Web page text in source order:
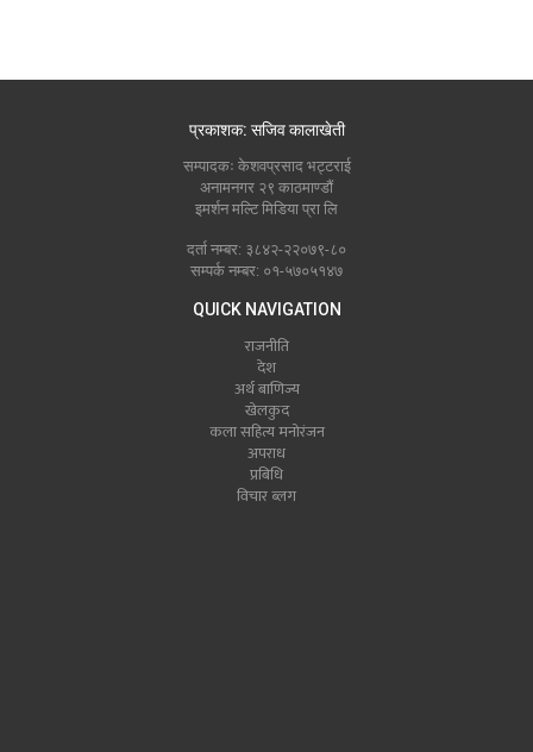
प्रकाशक: सजिव कालाखेती
सम्पादकः केशवप्रसाद भट्टराई
अनामनगर २९ काठमाण्डौं
इमर्शन मल्टि मिडिया प्रा लि
दर्ता नम्बर: ३८४२-२२०७९-८०
सम्पर्क नम्बर: ०१-५७०५१४७
QUICK NAVIGATION
राजनीति
देश
अर्थ बाणिज्य
खेलकुद
कला सहित्य मनोरंजन
अपराध
प्रबिधि
विचार ब्लग